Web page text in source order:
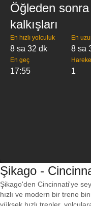
Öğleden sonra
kalkışları
En hızlı yolculuk
8 sa 32 dk
En
8 sa
En geç
17:55 1
Şikago -
Şikago'den Cincinnati'ye
hızlı ve modern bir trene